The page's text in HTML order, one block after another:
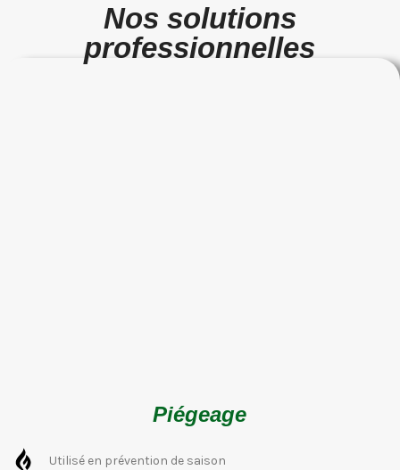
Nos solutions
professionnelles
Piégeage
Utilisé en prévention de saison